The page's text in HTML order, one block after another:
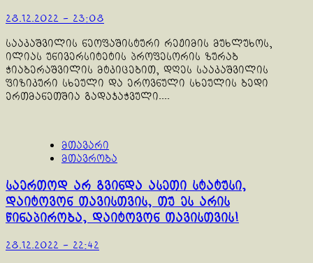
28.12.2022 - 23:08
სააკაშვილის ნეოფაშისტური რეჟიმის მუხლუხოს,
ილიას უნივერსიტეტის პროფესორის ზურაბ
ჭიაბერაშვილის მტკიცებით, დღეს სააკაშვილის
ფიზიკური სხეული და ეროვნული სხეულის ბედი
ერთმანეთშია გადაჯაჭვული....
მთავარი
მთავრობა
საერთოდ არ გვინდა ასეთი სტატუსი,
დაიტოვონ თავისთვის, თუ ეს არის
წინაპირობა, დაიტოვონ თავისთვის!
28.12.2022 - 22:42